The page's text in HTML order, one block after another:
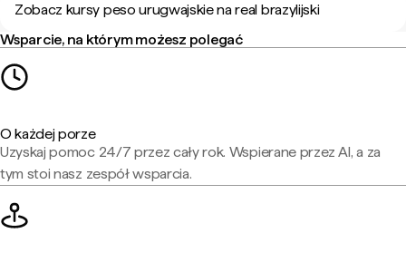
Zobacz kursy peso urugwajskie na real brazylijski
Wsparcie, na którym możesz polegać
O każdej porze
Uzyskaj pomoc 24/7 przez cały rok. Wspierane przez AI, a za
tym stoi nasz zespół wsparcia.